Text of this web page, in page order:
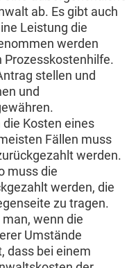
ab. Es gibt auch
Leistung die
werden
Prozesskostenhilfe.
stellen und
und
Kosten eines
Fällen muss
werden.
muss die
werden, die
zu tragen.
wenn die
Umstände
dass bei einem